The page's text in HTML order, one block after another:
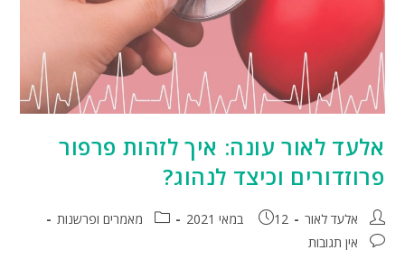
אלעד לאור עונה: איך לזהות פרפור
פרוזדורים וכיצד לנהוג?
אלעד לאור 12 במאי 2021
מאמרים ופרשנות
אין תגובות